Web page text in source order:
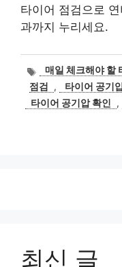
타이어 점검으로
과까지 누리세요.
태
그
매일 체크해야 할
점검
, 타이어 공기
타이어 공기압 확인
,
최신 글